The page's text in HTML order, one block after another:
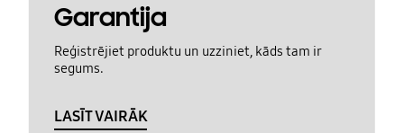
Garantija
Reģistrējiet produktu un uzziniet, kāds tam ir
segums.
LASĪT VAIRĀK